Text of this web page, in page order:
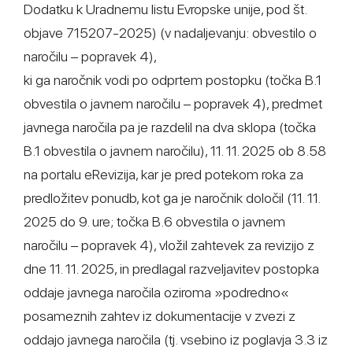
Dodatku k Uradnemu listu Evropske unije, pod št.
objave 715207-2025) (v nadaljevanju: obvestilo o
naročilu – popravek 4),
ki ga naročnik vodi po odprtem postopku (točka B.1
obvestila o javnem naročilu – popravek 4), predmet
javnega naročila pa je razdelil na dva sklopa (točka
B.1 obvestila o javnem naročilu), 11. 11. 2025 ob 8.58
na portalu eRevizija, kar je pred potekom roka za
predložitev ponudb, kot ga je naročnik določil (11. 11.
2025 do 9. ure; točka B.6 obvestila o javnem
naročilu – popravek 4), vložil zahtevek za revizijo z
dne 11. 11. 2025, in predlagal razveljavitev postopka
oddaje javnega naročila oziroma »podredno«
posameznih zahtev iz dokumentacije v zvezi z
oddajo javnega naročila (tj. vsebino iz poglavja 3.3 iz